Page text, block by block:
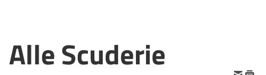
Alle Scuderie